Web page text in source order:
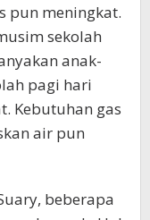
pun meningkat.
sekolah
anak-
pagi hari
Kebutuhan gas
air pun
beberapa